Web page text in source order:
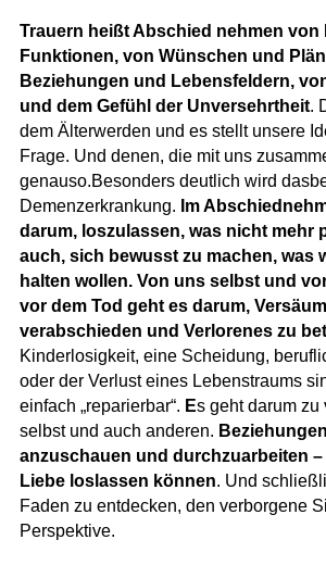
Trauern heißt Abschied nehmen von
Funktionen, von Wünschen und
Beziehungen und Lebensfeldern,
und dem Gefühl der Unversehrtheit.
dem Älterwerden und es stellt unsere
Frage. Und denen, die mit uns
genauso.Besonders deutlich wird
Demenzerkrankung. Im
darum, loszulassen, was nicht mehr
auch, sich bewusst zu machen, was
halten wollen. Von uns selbst und
vor dem Tod geht es darum,
verabschieden und Verlorenes zu
Kinderlosigkeit, eine Scheidung,
oder der Verlust eines Lebenstraums
einfach „reparierbar“. Es geht darum zu
selbst und auch anderen.
anzuschauen und durchzuarbeiten –
Liebe loslassen können. Und
Faden zu entdecken, den verborgene
Perspektive.